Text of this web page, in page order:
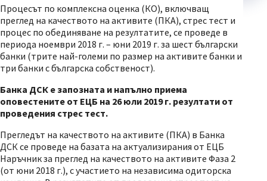
Процесът по комплексна оценка (КО), включващ
преглед на качеството на активите (ПКА), стрес тест и
процес по обединяване на резултатите, се проведе в
периода ноември 2018 г. – юни 2019 г. за шест български
банки (трите най-големи по размер на активите банки и
три банки с българска собственост).
Банка ДСК е запозната и напълно приема
оповестените от ЕЦБ на 26юли 2019 г. резултати от
проведения стрес тест.
Прегледът на качеството на активите (ПКА) в Банка
ДСК се проведе на базата на актуализирания от ЕЦБ
Наръчник за преглед на качеството на активите Фаза 2
(от юни 2018 г.), с участието на независима одиторска